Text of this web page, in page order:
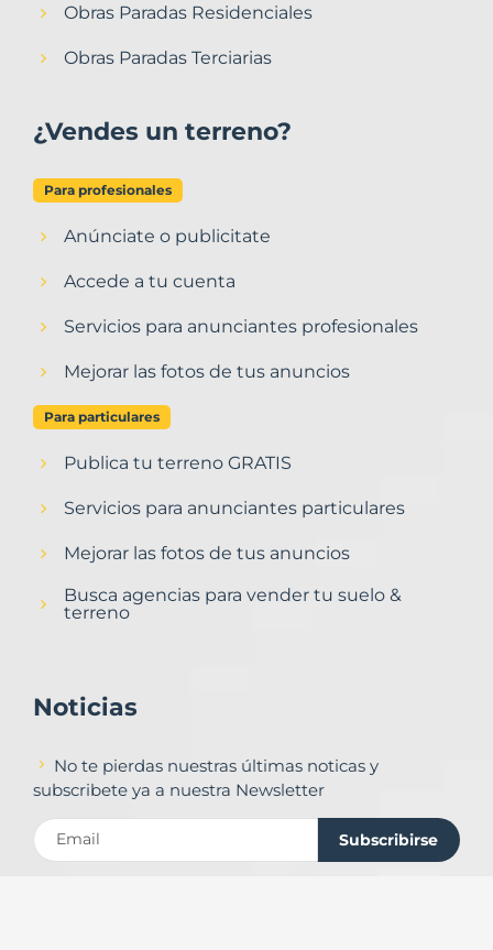
Obras Paradas Residenciales
Obras Paradas Terciarias
¿Vendes un terreno?
Para profesionales
Anúnciate o publicitate
Accede a tu cuenta
Servicios para anunciantes profesionales
Mejorar las fotos de tus anuncios
Para particulares
Publica tu terreno GRATIS
Servicios para anunciantes particulares
Mejorar las fotos de tus anuncios
Busca agencias para vender tu suelo &
terreno
Noticias
No te pierdas nuestras últimas noticas y
subscribete ya a nuestra Newsletter
Subscribirse